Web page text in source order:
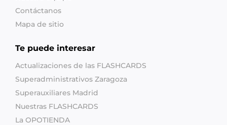
Contáctanos
Mapa de sitio
Te puede interesar
Actualizaciones de las FLASHCARDS
Superadministrativos Zaragoza
Superauxiliares Madrid
Nuestras FLASHCARDS
La OPOTIENDA